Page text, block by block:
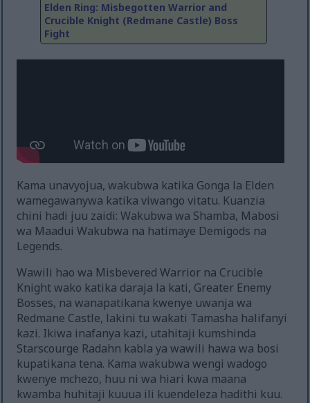
Elden Ring: Misbegotten Warrior and
Crucible Knight (Redmane Castle) Boss
Fight
Kama unavyojua, wakubwa katika Gonga la Elden
wamegawanywa katika viwango vitatu. Kuanzia
chini hadi juu zaidi: Wakubwa wa Shamba, Mabosi
wa Maadui Wakubwa na hatimaye Demigods na
Legends.
Wawili hao wa Misbevered Warrior na Crucible
Knight wako katika daraja la kati, Greater Enemy
Bosses, na wanapatikana kwenye uwanja wa
Redmane Castle, lakini tu wakati Tamasha halifanyi
kazi. Ikiwa inafanya kazi, utahitaji kumshinda
Starscourge Radahn kabla ya wawili hawa wa bosi
kupatikana tena. Kama wakubwa wengi wadogo
kwenye mchezo, huu ni wa hiari kwa maana
kwamba huhitaji kuuua ili kuendeleza hadithi kuu.